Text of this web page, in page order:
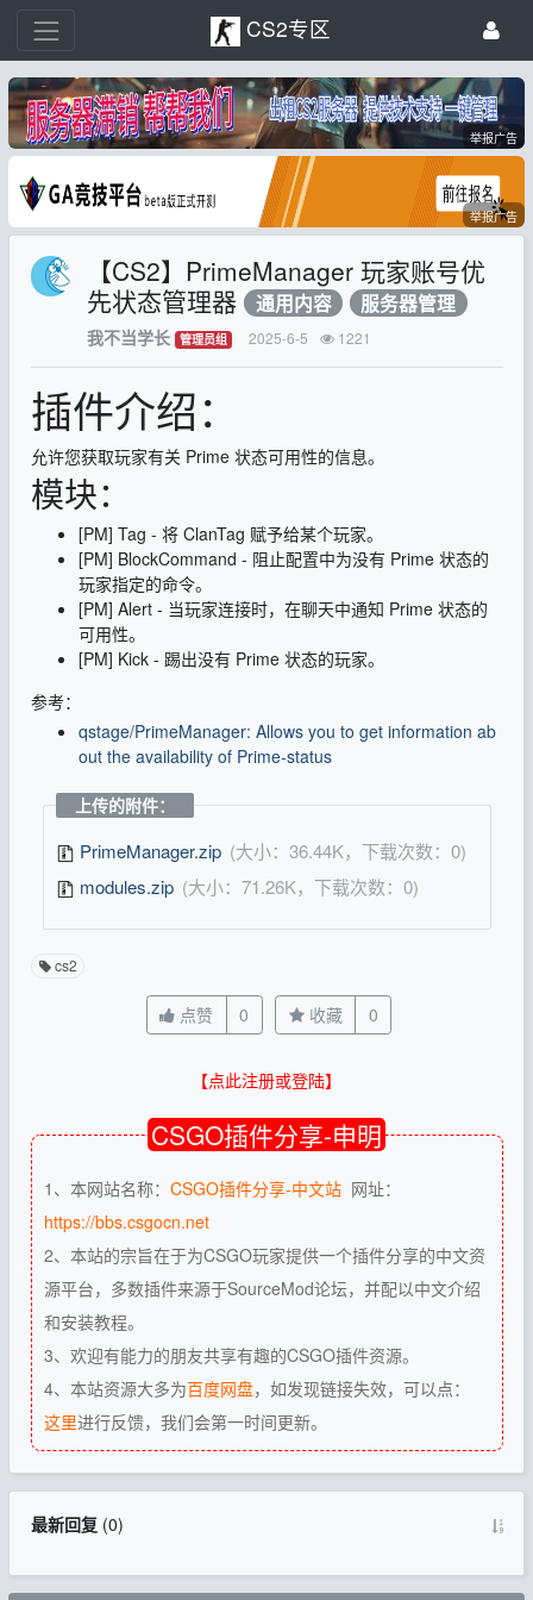
CS2专区
举报广告
举报广告
【CS2】PrimeManager 玩家账号优
先状态管理器 通用内容 服务器管理
我不当学长 管理员组 2025-6-5 1221
插件介绍：
允许您获取玩家有关 Prime 状态可用性的信息。
模块：
[PM] Tag - 将 ClanTag 赋予给某个玩家。
[PM] BlockCommand - 阻止配置中为没有 Prime 状态的
玩家指定的命令。
[PM] Alert - 当玩家连接时，在聊天中通知 Prime 状态的
可用性。
[PM] Kick - 踢出没有 Prime 状态的玩家。
参考：
qstage/PrimeManager: Allows you to get information ab
out the availability of Prime-status
上传的附件：
PrimeManager.zip (大小：36.44K，下载次数：0)
modules.zip (大小：71.26K，下载次数：0)
cs2
点赞 0 收藏 0
【点此注册或登陆】
CSGO插件分享-申明
1、本网站名称： CSGO插件分享-中文站网址：
https://bbs.csgocn.net
2、本站的宗旨在于为CSGO玩家提供一个插件分享的中文资
源平台，多数插件来源于SourceMod论坛，并配以中文介绍
和安装教程。
3、欢迎有能力的朋友共享有趣的CSGO插件资源。
4、本站资源大多为百度网盘，如发现链接失效，可以点：
这里进行反馈，我们会第一时间更新。
最新回复(0)